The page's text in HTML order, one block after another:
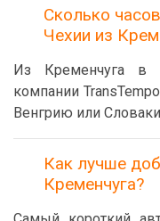
Сколько
Чехии из
Из Кременчуга в
компании
Венгрию или
Как лучше
Кременчуга?